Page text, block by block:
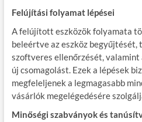
Felújítási folyamat lépései
A felújított eszközök folyamata
beleértve az eszköz
szoftveres ellenőrzését, valamint
új csomagolást. Ezek a lépések
megfeleljenek a legmagasabb
vásárlók megelégedésére
Minőségi szabványok és